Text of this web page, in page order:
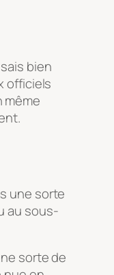
bien
officiels
même
une sorte
au sous-
sorte de